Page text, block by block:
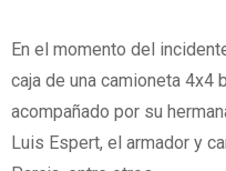
En el momento del
caja de una camioneta 4x4
acompañado por su
Luis Espert, el armador y